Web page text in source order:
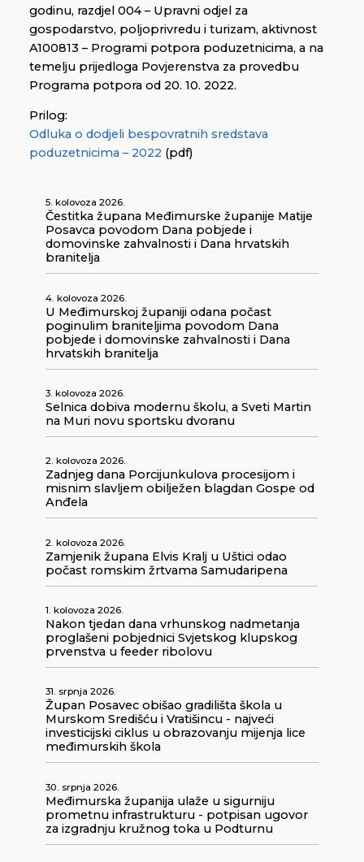
godinu, razdjel 004 – Upravni odjel za
gospodarstvo, poljoprivredu i turizam, aktivnost
A100813 – Programi potpora poduzetnicima, a na
temelju prijedloga Povjerenstva za provedbu
Programa potpora od 20. 10. 2022.
Prilog:
Odluka o dodjeli bespovratnih sredstava
poduzetnicima – 2022 (pdf)
5. kolovoza 2026.
Čestitka župana Međimurske županije Matije
Posavca povodom Dana pobjede i
domovinske zahvalnosti i Dana hrvatskih
branitelja
4. kolovoza 2026.
U Međimurskoj županiji odana počast
poginulim braniteljima povodom Dana
pobjede i domovinske zahvalnosti i Dana
hrvatskih branitelja
3. kolovoza 2026.
Selnica dobiva modernu školu, a Sveti Martin
na Muri novu sportsku dvoranu
2. kolovoza 2026.
Zadnjeg dana Porcijunkulova procesijom i
misnim slavljem obilježen blagdan Gospe od
Anđela
2. kolovoza 2026.
Zamjenik župana Elvis Kralj u Uštici odao
počast romskim žrtvama Samudaripena
1. kolovoza 2026.
Nakon tjedan dana vrhunskog nadmetanja
proglašeni pobjednici Svjetskog klupskog
prvenstva u feeder ribolovu
31. srpnja 2026.
Župan Posavec obišao gradilišta škola u
Murskom Središću i Vratišincu - najveći
investicijski ciklus u obrazovanju mijenja lice
međimurskih škola
30. srpnja 2026.
Međimurska županija ulaže u sigurniju
prometnu infrastrukturu - potpisan ugovor
za izgradnju kružnog toka u Podturnu